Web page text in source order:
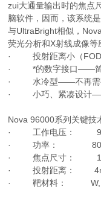
zui大通量输出时的焦点
脑软件，因而，该系统
与UltraBright相似，
荧光分析和X射线成像等
· 投射距离小（FOD
· *的数字接口——简
· 水冷型——不再需要
· 小巧、紧凑设计——
Nova 96000系列关键技
· 工作电压：
· 功率：
· 焦点尺寸：
· 投射距离：
· 靶材料： W,